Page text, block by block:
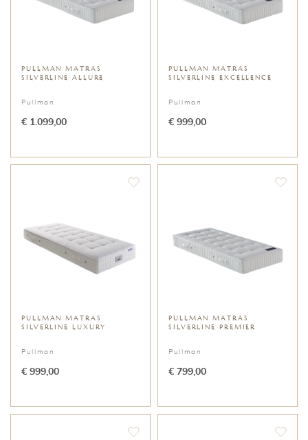
PULLMAN MATRAS
SILVERLINE ALLURE
Pullman
€ 1.099,00
PULLMAN MATRAS
SILVERLINE EXCELLENCE
Pullman
€ 999,00
PULLMAN MATRAS
SILVERLINE LUXURY
Pullman
€ 999,00
PULLMAN MATRAS
SILVERLINE PREMIER
Pullman
€ 799,00